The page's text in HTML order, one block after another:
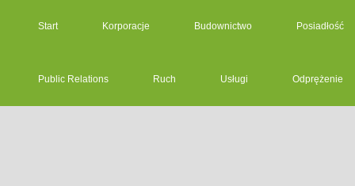
Start Korporacje Budownictwo Posiadłość
Public Relations Ruch Usługi Odprężenie